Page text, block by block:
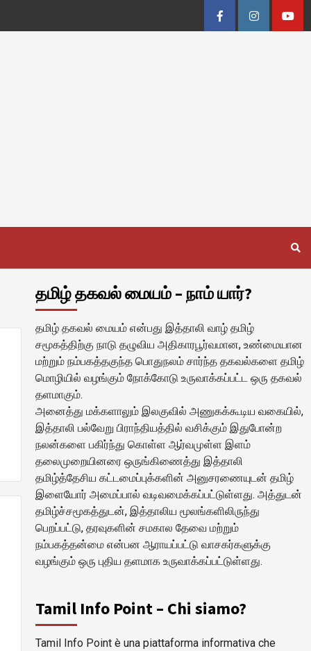
FacebookInstagram
தமிழ் தகவல் மையம் – நாம் யார்?
தமிழ் தகவல் மையம் என்பது இத்தாலி வாழ் தமிழ்
சமூகத்திற்கு நாடு தழுவிய அதிகாரபூர்வமான, உண்மையான
மற்றும் நம்பகத்தகுந்த பொதுநலம் சார்ந்த தகவல்களை தமிழ்
மொழியில் வழங்கும் நோக்கோடு உருவாக்கப்பட்ட ஒரு தகவல்
தளமாகும்.
அனைத்து மக்களாலும் இலகுவில் அணுகக்கூடிய வகையில்,
இத்தாலி பல்வேறு பிராந்தியத்தில் வசிக்கும் இதுபோன்ற
நலன்களை பகிர்ந்து கொள்ள ஆர்வமுள்ள இளம்
தலைமுறையினரை ஒருங்கிணைத்து இத்தாலி
தமிழ்த்தேசிய கட்டமைப்புக்களின் அனுசரணையுடன் தமிழ்
இளையோர் அமைப்பால் வடிவமைக்கப்பட்டுள்ளது. அத்துடன்
தமிழ்ச்சமூகத்துடன், இத்தாலிய மூலங்களிலிருந்து
பெறப்பட்டு, தரவுகளின் சமகால தேவை மற்றும்
நம்பகத்தன்மை என்பன ஆராயப்பட்டு வாசகர்களுக்கு
வழங்கும் ஒரு புதிய தளமாக உருவாக்கப்பட்டுள்ளது.
Tamil Info Point – Chi siamo?
Tamil Info Point è una piattaforma informativa che